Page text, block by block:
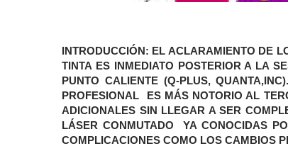
INTRODUCCIÓN: EL ACLARAMIENTO DE
TINTA ES INMEDIATO POSTERIOR A LA
PUNTO CALIENTE (Q-PLUS,
PROFESIONAL ES MÁS NOTORIO AL
ADICIONALES SIN LLEGAR A SER
LÁSER CONMUTADO YA CONOCIDAS
COMPLICACIONES COMO LOS CAMBIOS